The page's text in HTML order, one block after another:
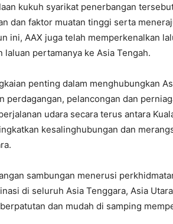
kukuh syarikat penerbangan
dan faktor muatan tinggi serta
ini, AAX juga telah memperkenalkan
laluan pertamanya ke Asia Tengah.
penting dalam menghubungkan
perdagangan, pelancongan dan
udara secara terus antara
kesalinghubungan dan
sambungan menerusi
di seluruh Asia Tenggara, Asia
dan mudah di samping